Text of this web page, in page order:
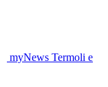
myNews Termoli e